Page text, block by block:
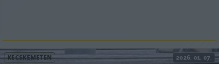
KECSKEMÉTEN 2026. 01. 07.